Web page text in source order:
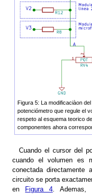
Figura 5: La modificaciàon
potenciómetro que regule el
respeto al esquema teorico
componentes ahora
Cuando el cursor del
cuando el volumen es
conectada
circuito se porta
en
Figura 4. Ademas,